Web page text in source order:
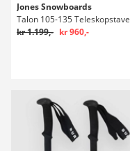
Jones Snowboards
Talon 105-135 Teleskopstave
kr 1.199,- kr 960,-